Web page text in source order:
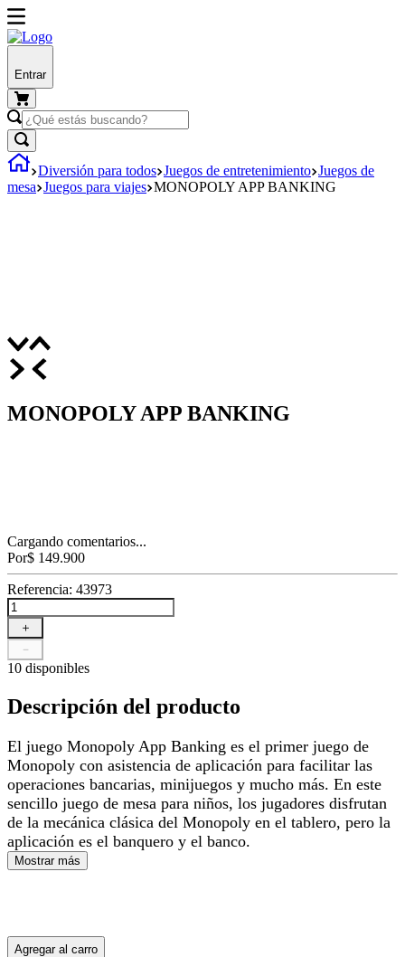
Entrar
Diversión para todos Juegos de entretenimiento Juegos de
mesa Juegos para viajes MONOPOLY APP BANKING
MONOPOLY APP BANKING
Cargando comentarios...
Por$ 149.900
Referencia: 43973
＋
－
10 disponibles
Descripción del producto
El juego Monopoly App Banking es el primer juego de
Monopoly con asistencia de aplicación para facilitar las
operaciones bancarias, minijuegos y mucho más. En este
sencillo juego de mesa para niños, los jugadores disfrutan
de la mecánica clásica del Monopoly en el tablero, pero la
aplicación es el banquero y el banco.
Mostrar más
Agregar al carro